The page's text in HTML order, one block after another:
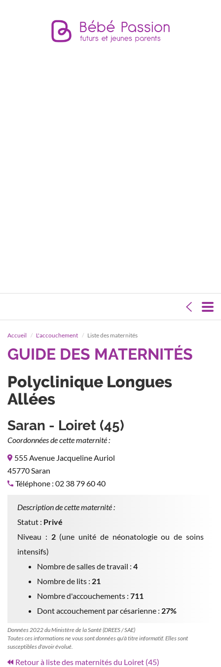
Accueil L'accouchement Liste des maternités
GUIDE DES MATERNITÉS
Polyclinique Longues
Allées
Saran - Loiret (45)
Coordonnées de cette maternité :
555 Avenue Jacqueline Auriol
45770 Saran
Téléphone : 02 38 79 60 40
Description de cette maternité :
Statut : Privé
Niveau : 2(une unité de néonatologie ou de soins
intensifs)
Nombre de salles de travail : 4
Nombre de lits : 21
Nombre d'accouchements : 711
Dont accouchement par césarienne : 27%
Données 2022 du Ministère de la Santé (DREES / SAE)
Toutes ces informations ne vous sont données qu'à titre informatif. Elles sont
susceptibles d'avoir évolué.
Retour à liste des maternités du Loiret (45)